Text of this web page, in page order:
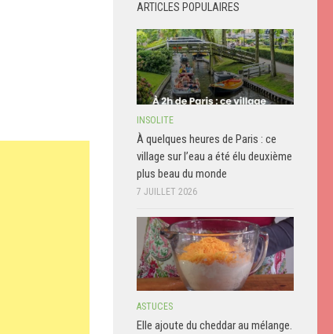
ARTICLES POPULAIRES
INSOLITE
À quelques heures de Paris : ce
village sur l’eau a été élu deuxième
plus beau du monde
7 JUILLET 2026
ASTUCES
Elle ajoute du cheddar au mélange.